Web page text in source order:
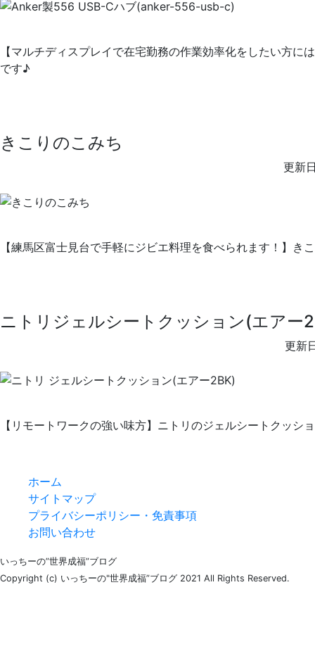
【マルチディスプレイで在宅勤務の作業効率化をしたい方
です♪
きこりのこみち
更新
【練馬区富士見台で手軽にジビエ料理を食べられます！】
ニトリジェルシートクッション(エアー
更新
【リモートワークの強い味方】ニトリのジェルシートクッシ
ホーム
サイトマップ
プライバシーポリシー・免責事項
お問い合わせ
いっちーの”世界成福”ブログ
Copyright (c) いっちーの"世界成福”ブログ 2021 All Rights Reserved.